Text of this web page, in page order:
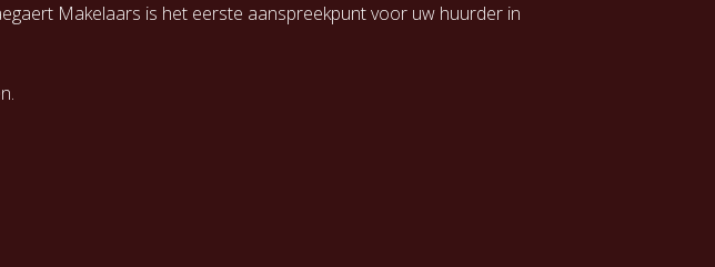
Makelaars is het eerste aanspreekpunt voor uw huurder in